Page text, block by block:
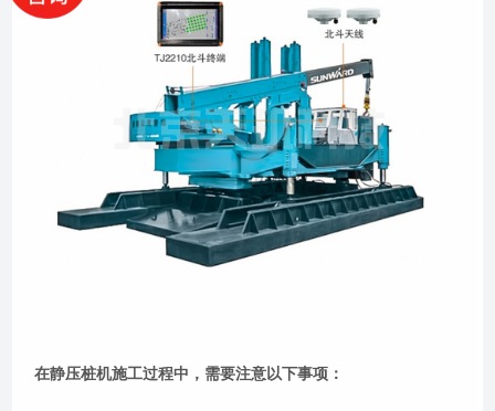
在静压桩机施工过程中，需要注意以下事项：